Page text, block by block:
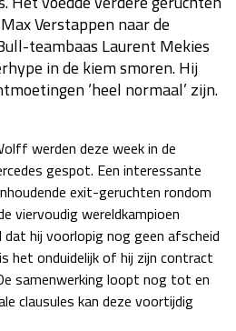
30 okt - 01 nov
za 22:00 - 23:00
zo 21:00 - 23:00
za 05:00 - 06:00
zo 05:00 - 07:00
04 - 06 dec
za 15:00 - 16:00
zo 14:00 - 16:00
Verstappen naar de
teambaas Laurent Mekies
in de kiem smoren. Hij
‘heel normaal’ zijn.
werden deze week in de
gespot. Een interessante
exit-geruchten rondom
viervoudig wereldkampioen
hij voorlopig nog geen afscheid
het onduidelijk of hij zijn contract
samenwerking loopt nog tot en
clausules kan deze voortijdig